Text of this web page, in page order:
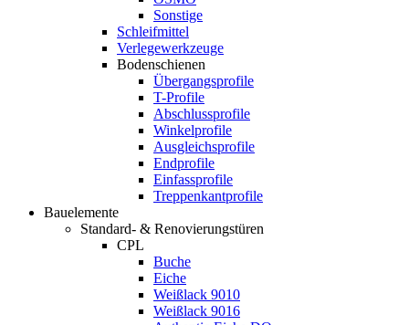
Sonstige
Schleifmittel
Verlegewerkzeuge
Bodenschienen
Übergangsprofile
T-Profile
Abschlussprofile
Winkelprofile
Ausgleichsprofile
Endprofile
Einfassprofile
Treppenkantprofile
Bauelemente
Standard- & Renovierungstüren
CPL
Buche
Eiche
Weißlack 9010
Weißlack 9016